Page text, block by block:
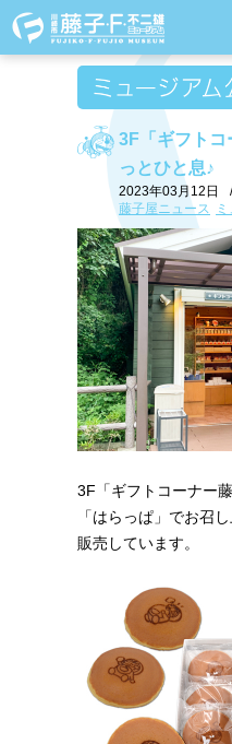
3F「ギフトコ
っとひと息♪
2023年03月12日
/
藤子屋ニュース
3F「ギフトコーナー藤
「はらっぱ」でお召
販売しています。